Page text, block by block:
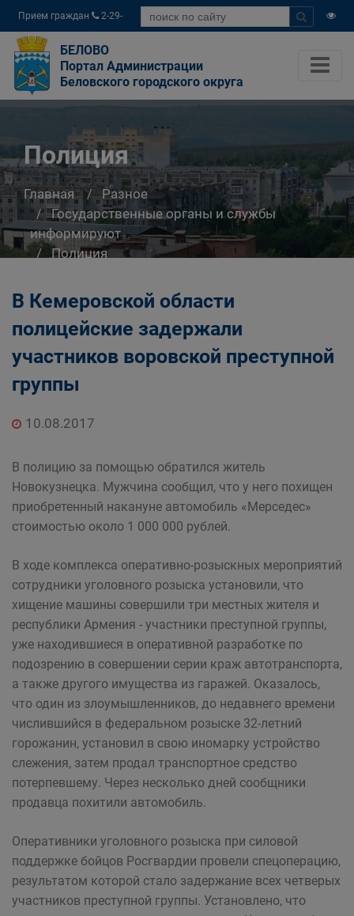
Прием граждан
2-29-
04
БЕЛОВО
Портал Администрации
Беловского городского округа
Полиция
Главная
Разное
Государственные органы и службы
информируют
Полиция
В Кемеровской области
полицейские задержали
участников воровской преступной
группы
10.08.2017
В полицию за помощью обратился житель
Новокузнецка. Мужчина сообщил, что у него похищен
приобретенный накануне автомобиль «Мерседес»
стоимостью около 1 000 000 рублей.
В ходе комплекса оперативно-розыскных мероприятий
сотрудники уголовного розыска установили, что
хищение машины совершили три местных жителя и
республики Армения - участники преступной группы,
уже находившиеся в оперативной разработке по
подозрению в совершении серии краж автотранспорта,
а также другого имущества из гаражей. Оказалось,
что один из злоумышленников, до недавнего времени
числившийся в федеральном розыске 32-летний
горожанин, установил в свою иномарку устройство
слежения, затем продал транспортное средство
потерпевшему. Через несколько дней сообщники
продавца похитили автомобиль.
Оперативники уголовного розыска при силовой
поддержке бойцов Росгвардии провели спецоперацию,
результатом которой стало задержание всех четверых
участников преступной группы. Установлено, что